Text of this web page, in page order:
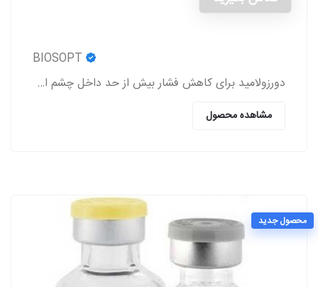
دورزولامید برای کاهش فشار بیش از حد داخل چشم استفاده می شود.
مشاهده محصول
محصول جدید